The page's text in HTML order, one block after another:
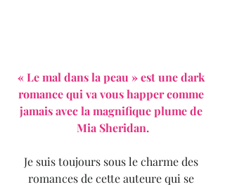
« Le mal dans la peau » est une dark
romance qui va vous happer comme
jamais avec la magnifique plume de
Mia Sheridan.
Je suis toujours sous le charme des
romances de cette auteure qui se